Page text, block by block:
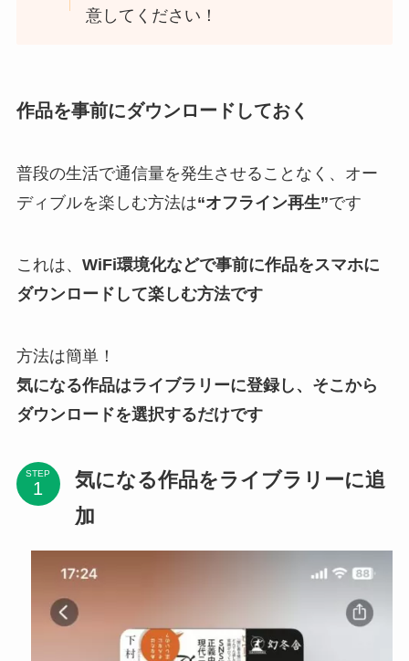
意してください！
作品を事前にダウンロードしておく
普段の生活で通信量を発生させることなく、オー
ディブルを楽しむ方法は“オフライン再生”です
これは、 WiFi環境化などで事前に作品をスマホに
ダウンロードして楽しむ方法です
方法は簡単！
気になる作品はライブラリーに登録し、そこから
ダウンロードを選択するだけです
STEP
気になる作品をライブラリーに追
加